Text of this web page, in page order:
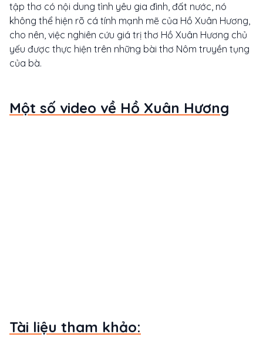
tập thơ có nội dung tình yêu gia đình, đất nước, nó
không thể hiện rõ cá tính mạnh mẽ của Hồ Xuân Hương,
cho nên, việc nghiên cứu giá trị thơ Hồ Xuân Hương chủ
yếu được thực hiện trên những bài thơ Nôm truyền tụng
của bà.
Một số video về Hồ Xuân Hương
Tài liệu tham khảo: